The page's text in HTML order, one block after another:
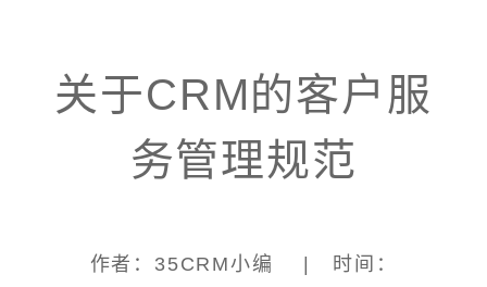
关于CRM的客户服
务管理规范
作者：35CRM小编 | 时间：